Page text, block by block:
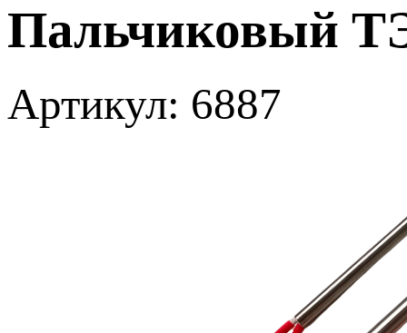
Пальчиковый
Артикул: 6887